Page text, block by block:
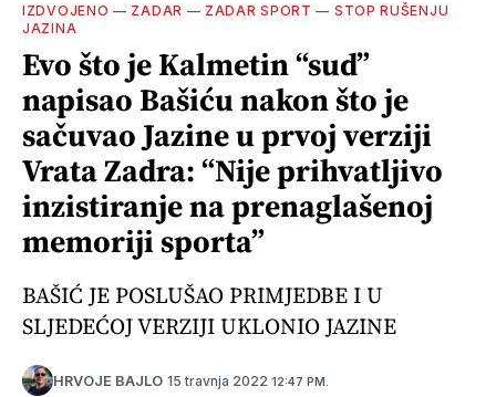
IZDVOJENO — ZADAR — ZADAR SPORT — STOP RUŠENJU
JAZINA
Evo što je Kalmetin “sud”
napisao Bašiću nakon što je
sačuvao Jazine u prvoj verziji
Vrata Zadra: “Nije prihvatljivo
inzistiranje na prenaglašenoj
memoriji sporta”
BAŠIĆ JE POSLUŠAO PRIMJEDBE I U
SLJEDEĆOJ VERZIJI UKLONIO JAZINE
HRVOJE BAJLO 15 travnja 2022 12:47 PM.